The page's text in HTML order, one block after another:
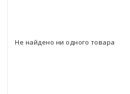
Не найдено ни одного товара